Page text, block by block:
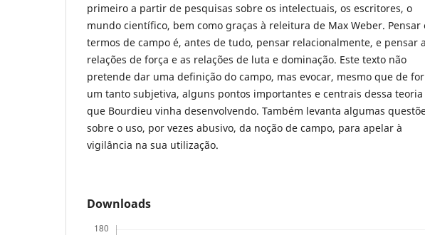
primeiro a partir de pesquisas sobre os intelectuais, os escritores, o
mundo científico, bem como graças à releitura de Max Weber. Pensar
termos de campo é, antes de tudo, pensar relacionalmente, e pensar
relações de força e as relações de luta e dominação. Este texto não
pretende dar uma definição do campo, mas evocar, mesmo que de
um tanto subjetiva, alguns pontos importantes e centrais dessa teoria
que Bourdieu vinha desenvolvendo. Também levanta algumas
sobre o uso, por vezes abusivo, da noção de campo, para apelar à
vigilância na sua utilização.
Downloads